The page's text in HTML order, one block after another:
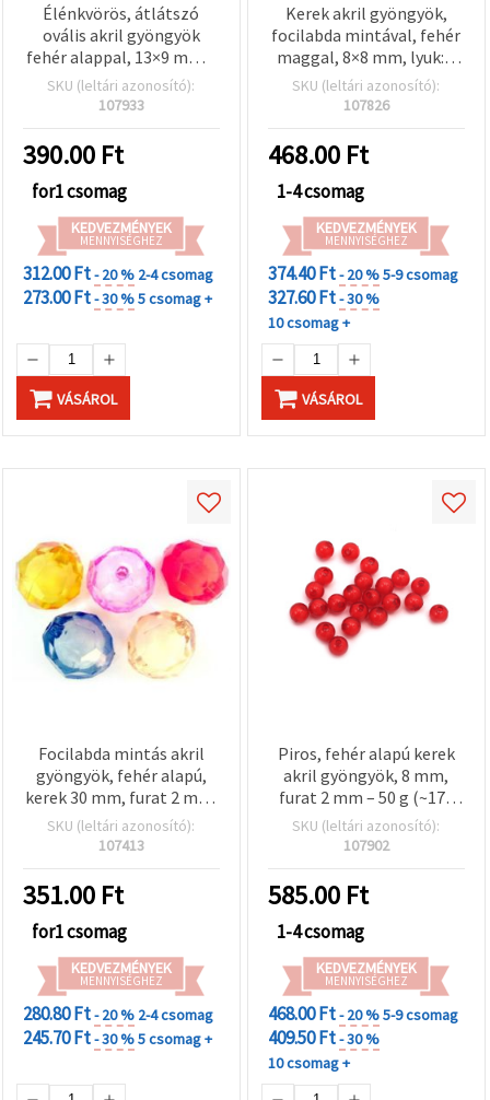
Élénkvörös, átlátszó
ovális akril gyöngyök
fehér alappal, 13×9 mm –
50 g – tökéletes stílusos
ékszerekhez és kreatív
projektekhez
SKU (leltári azonosító):
107933
390.00 Ft
for1 csomag
KEDVEZMÉNYEK
MENNYISÉGHEZ
312.00 Ft- 20 % 2-4 csomag
273.00 Ft- 30 %5 csomag +
VÁSÁROL
Kerek akril gyöngyök,
focilabda mintával, fehér
maggal, 8×8 mm, lyuk: 2
mm, MIX – 50 g (~200 db)
SKU (leltári azonosító):
107826
468.00 Ft
1-4 csomag
KEDVEZMÉNYEK
MENNYISÉGHEZ
374.40 Ft- 20 %5-9 csomag
327.60 Ft- 30 %
10 csomag +
VÁSÁROL
Focilabda mintás akril
gyöngyök, fehér alapú,
kerek 30 mm, furat 2 mm,
vegyes színek – 45 g – 3 db
SKU (leltári azonosító):
107413
351.00 Ft
for1 csomag
KEDVEZMÉNYEK
MENNYISÉGHEZ
280.80 Ft- 20 % 2-4 csomag
245.70 Ft- 30 %5 csomag +
Piros, fehér alapú kerek
akril gyöngyök, 8 mm,
furat 2 mm – 50 g (~172
db)
SKU (leltári azonosító):
107902
585.00 Ft
1-4 csomag
KEDVEZMÉNYEK
MENNYISÉGHEZ
468.00 Ft- 20 %5-9 csomag
409.50 Ft- 30 %
10 csomag +